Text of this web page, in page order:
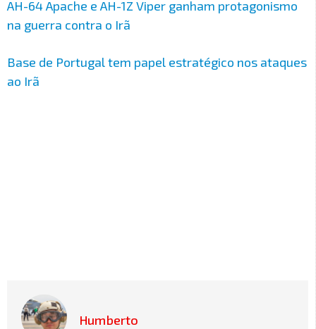
AH-64 Apache e AH-1Z Viper ganham protagonismo
na guerra contra o Irã
Base de Portugal tem papel estratégico nos ataques
ao Irã
Humberto